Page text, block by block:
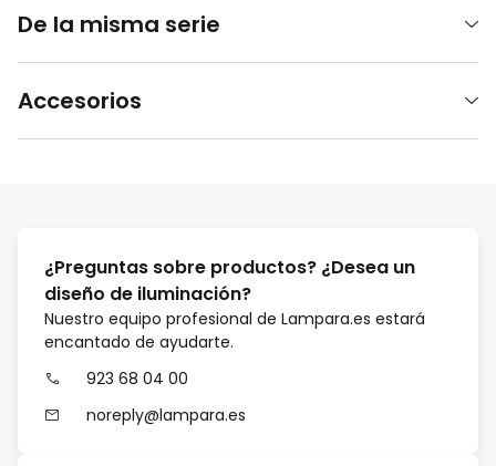
De la misma serie
Accesorios
¿Preguntas sobre productos? ¿Desea un
diseño de iluminación?
Nuestro equipo profesional de Lampara.es estará
encantado de ayudarte.
923 68 04 00
noreply@lampara.es